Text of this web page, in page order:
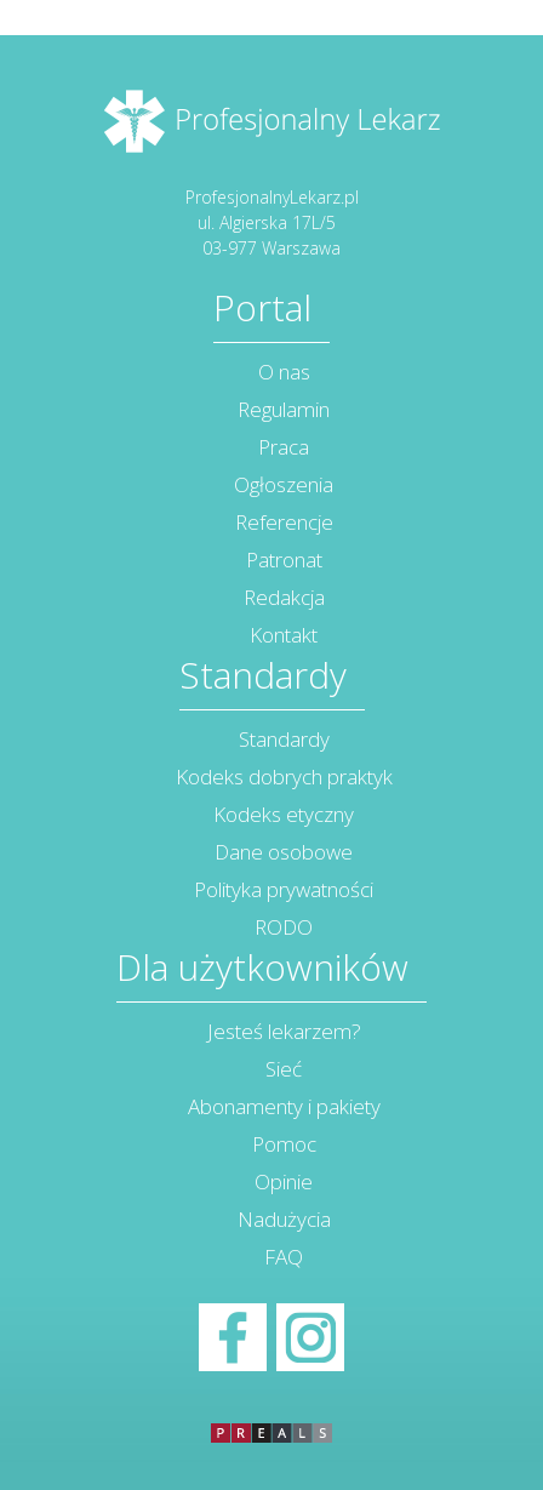
ProfesjonalnyLekarz.pl
ul. Algierska 17L/5
03-977 Warszawa
Portal
O nas
Regulamin
Praca
Ogłoszenia
Referencje
Patronat
Redakcja
Kontakt
Standardy
Standardy
Kodeks dobrych praktyk
Kodeks etyczny
Dane osobowe
Polityka prywatności
RODO
Dla użytkowników
Jesteś lekarzem?
Sieć
Abonamenty i pakiety
Pomoc
Opinie
Nadużycia
FAQ